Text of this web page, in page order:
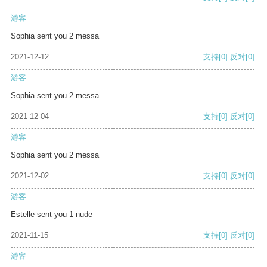
游客
Sophia sent you 2 messa
2021-12-12 支持[0] 反对[0]
游客
Sophia sent you 2 messa
2021-12-04 支持[0] 反对[0]
游客
Sophia sent you 2 messa
2021-12-02 支持[0] 反对[0]
游客
Estelle sent you 1 nude
2021-11-15 支持[0] 反对[0]
游客